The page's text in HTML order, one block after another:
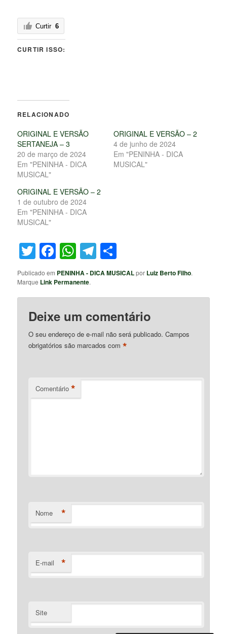
Curtir 6
CURTIR ISSO:
RELACIONADO
ORIGINAL E VERSÃO
SERTANEJA – 3
20 de março de 2024
Em "PENINHA - DICA
MUSICAL"
ORIGINAL E VERSÃO – 2
4 de junho de 2024
Em "PENINHA - DICA
MUSICAL"
ORIGINAL E VERSÃO – 2
1 de outubro de 2024
Em "PENINHA - DICA
MUSICAL"
Twitter
Facebook
WhatsApp
Telegram
Publicado em PENINHA - DICA MUSICALpor Luiz Berto Filho.
Marque Link Permanente.
Deixe um comentário
O seu endereço de e-mail não será publicado. Campos
obrigatórios são marcados com*
Comentário *
Nome *
E-mail *
Site